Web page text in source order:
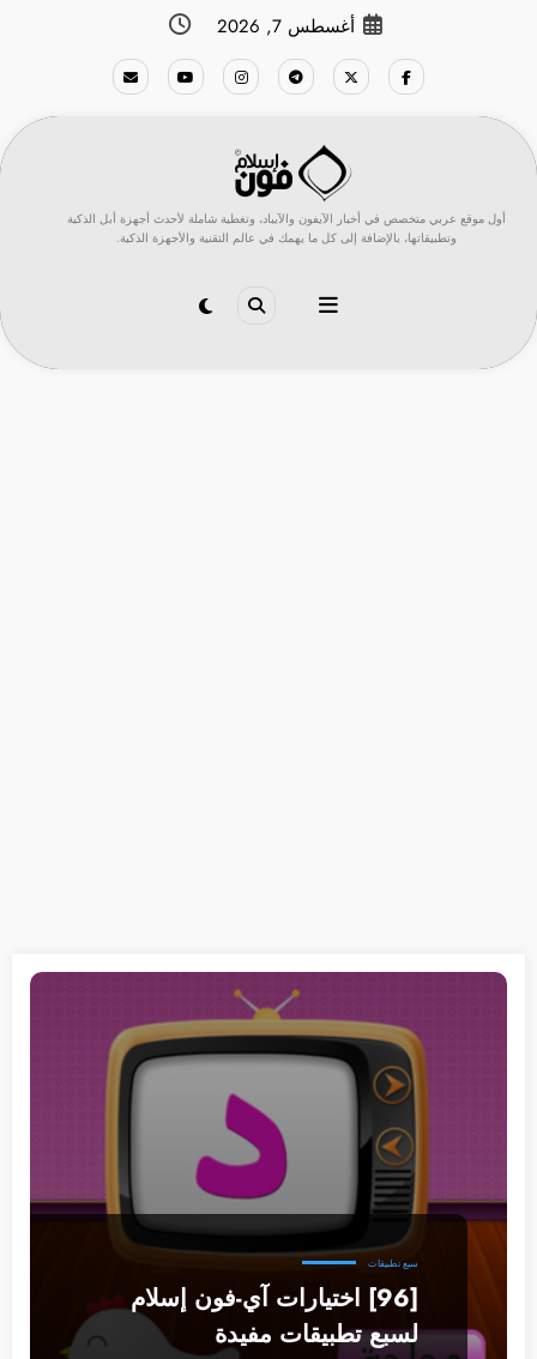
أغسطس 7, 2026
أول موقع عربي متخصص في أخبار الآيفون والآيباد، وتغطية شاملة لأحدث أجهزة أبل الذكية
وتطبيقاتها، بالإضافة إلى كل ما يهمك في عالم التقنية والأجهزة الذكية.
سبع تطبيقات
[96] اختيارات آي-فون إسلام
لسبع تطبيقات مفيدة